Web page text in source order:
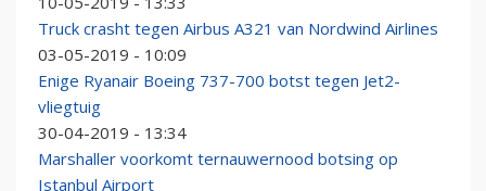
Truck crasht tegen Airbus A321 van Nordwind Airlines
03-05-2019 - 10:09
Enige Ryanair Boeing 737-700 botst tegen Jet2-
vliegtuig
30-04-2019 - 13:34
Marshaller voorkomt ternauwernood botsing op
Istanbul Airport